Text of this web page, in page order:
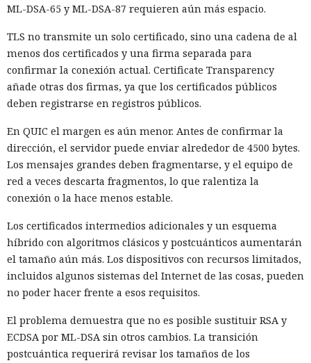
ML-DSA-65 y ML-DSA-87 requieren aún más espacio.
TLS no transmite un solo certificado, sino una cadena de al
menos dos certificados y una firma separada para
confirmar la conexión actual. Certificate Transparency
añade otras dos firmas, ya que los certificados públicos
deben registrarse en registros públicos.
En QUIC el margen es aún menor. Antes de confirmar la
dirección, el servidor puede enviar alrededor de 4500 bytes.
Los mensajes grandes deben fragmentarse, y el equipo de
red a veces descarta fragmentos, lo que ralentiza la
conexión o la hace menos estable.
Los certificados intermedios adicionales y un esquema
híbrido con algoritmos clásicos y postcuánticos aumentarán
el tamaño aún más. Los dispositivos con recursos limitados,
incluidos algunos sistemas del Internet de las cosas, pueden
no poder hacer frente a esos requisitos.
El problema demuestra que no es posible sustituir RSA y
ECDSA por ML-DSA sin otros cambios. La transición
postcuántica requerirá revisar los tamaños de los
Los proxy residenciales en sí no están prohibidos. Se usan
distintos países, analizar precios y recopilar datos abiertos.
Empresas que entrenan modelos de inteligencia artificial
también emplean ese tipo de redes para descargar
materiales de múltiples fuentes a la vez.
malintencionados. Un atacante puede ocultar su ubicación
real, dirigir solicitudes a través de una IP doméstica y eludir
sistemas que bloquean servidores, VPN o redes maliciosas
conocidas. La protección corporativa, en esos casos, ve una
conexión desde un proveedor residencial y no siempre
reconoce el ataque.
Comprobar el contenido del tráfico también es difícil. La
mayoría de las conexiones modernas están cifradas, por lo
que el propietario del televisor u operador de la red percibe
el intercambio de datos, pero no puede leer las solicitudes.
El dispositivo doméstico, en consecuencia, puede participar
en actividad dudosa sin mostrar señales claras en la
pantalla.